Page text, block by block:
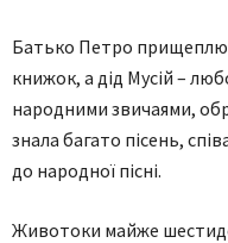
Батько Петро
книжок, а дід Мусій –
народними звичаями,
знала багато пісень,
до народної пісні.
Животоки майже